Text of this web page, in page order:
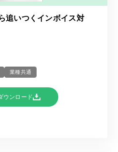
追いつくインボイス対
業種共通
ウンロード